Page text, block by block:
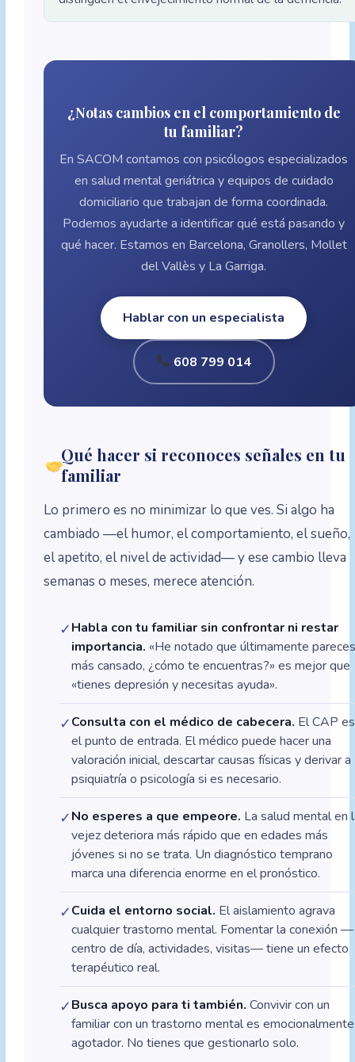
¿Notas cambios en el comportamiento de
tu familiar?
En SACOM contamos con psicólogos especializados
en salud mental geriátrica y equipos de cuidado
domiciliario que trabajan de forma coordinada.
Podemos ayudarte a identificar qué está pasando y
qué hacer. Estamos en Barcelona, Granollers, Mollet
del Vallès y La Garriga.
Hablar con un especialista
608 799 014
Qué hacer si reconoces señales en tu
familiar
Lo primero es no minimizar lo que ves. Si algo ha
cambiado —el humor, el comportamiento, el sueño,
el apetito, el nivel de actividad— y ese cambio lleva
semanas o meses, merece atención.
✓Habla con tu familiar sin confrontar ni restar
importancia. «He notado que últimamente
más cansado, ¿cómo te encuentras?» es mejor que
«tienes depresión y necesitas ayuda».
✓Consulta con el médico de cabecera. El CAP es
el punto de entrada. El médico puede hacer una
valoración inicial, descartar causas físicas y derivar a
psiquiatría o psicología si es necesario.
✓No esperes a que empeore. La salud mental en
vejez deteriora más rápido que en edades más
jóvenes si no se trata. Un diagnóstico temprano
marca una diferencia enorme en el pronóstico.
✓Cuida el entorno social. El aislamiento agrava
cualquier trastorno mental. Fomentar la conexión —
centro de día, actividades, visitas— tiene un efecto
terapéutico real.
✓Busca apoyo para ti también. Convivir con un
familiar con un trastorno mental es emocionalmente
agotador. No tienes que gestionarlo solo.